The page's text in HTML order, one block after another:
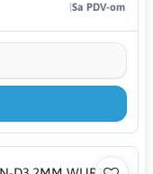
Sa PDV-om